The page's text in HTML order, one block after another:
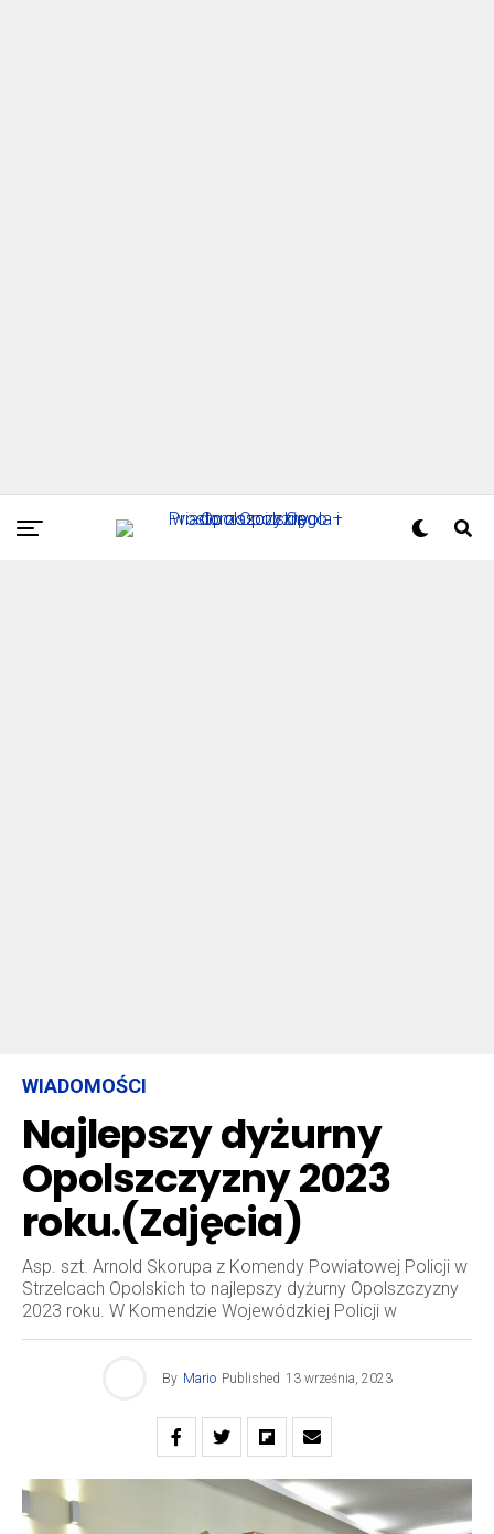
WIADOMOŚCI
Najlepszy dyżurny
Opolszczyzny 2023
roku.(Zdjęcia)
Asp. szt. Arnold Skorupa z Komendy Powiatowej Policji w
Strzelcach Opolskich to najlepszy dyżurny Opolszczyzny
2023 roku. W Komendzie Wojewódzkiej Policji w
By Mario Published 13 września, 2023